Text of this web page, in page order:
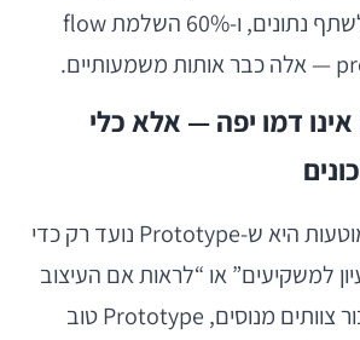
חברות שהסכימו לשתף נתונים, ו-60% השלמת flow
Prototype אינו דמו יפה — אלא כלי
אחת התפיסות המוטעות היא ש-Prototype נועד רק כדי
למשקיעים” או “לראות אם העיצוב
עובד”. בפועל, עבור צוותים מנוסים, Prototype טוב